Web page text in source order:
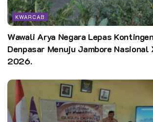
KWARCAB
Wawali Arya Negara Lepas
Denpasar Menuju Jambore Nasional
2026.